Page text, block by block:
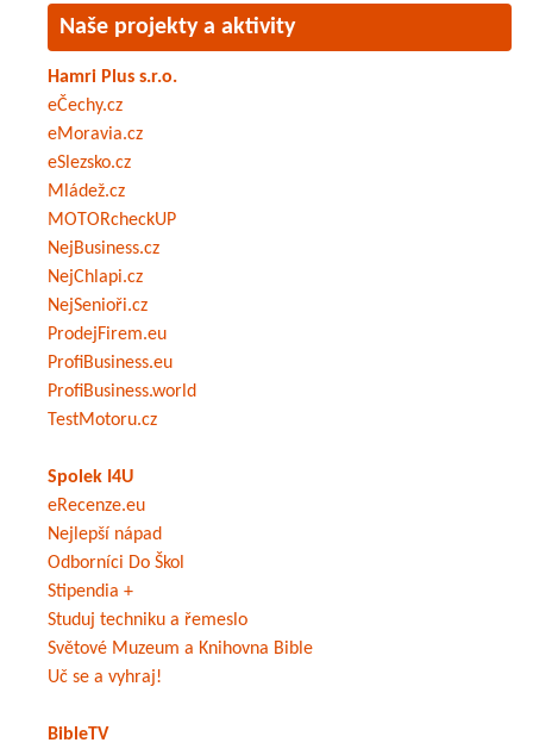
Naše projekty a aktivity
Hamri Plus s.r.o.
eČechy.cz
eMoravia.cz
eSlezsko.cz
Mládež.cz
MOTORcheckUP
NejBusiness.cz
NejChlapi.cz
NejSenioři.cz
ProdejFirem.eu
ProfiBusiness.eu
ProfiBusiness.world
TestMotoru.cz
Spolek I4U
eRecenze.eu
Nejlepší nápad
Odborníci Do Škol
Stipendia +
Studuj techniku a řemeslo
Světové Muzeum a Knihovna Bible
Uč se a vyhraj!
BibleTV